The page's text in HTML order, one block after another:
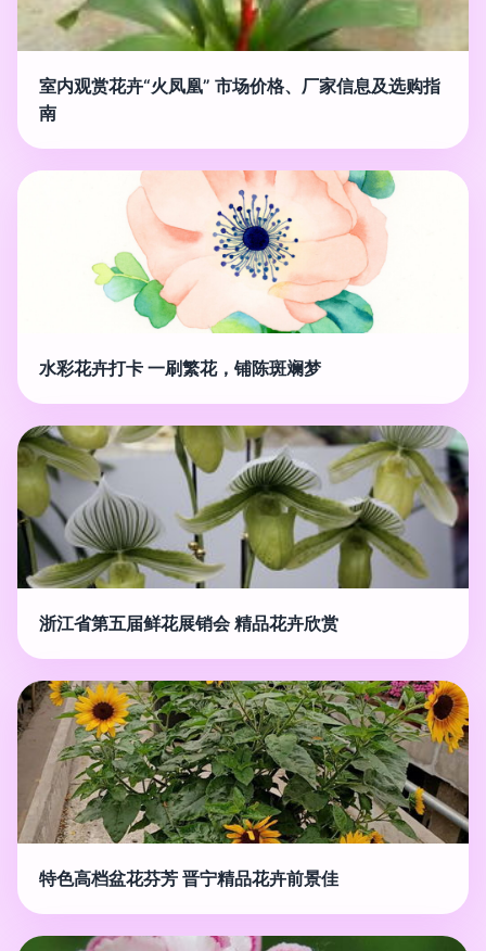
室内观赏花卉“火凤凰” 市场价格、厂家信息及选购指
南
水彩花卉打卡 一刷繁花，铺陈斑斓梦
浙江省第五届鲜花展销会 精品花卉欣赏
特色高档盆花芬芳 晋宁精品花卉前景佳